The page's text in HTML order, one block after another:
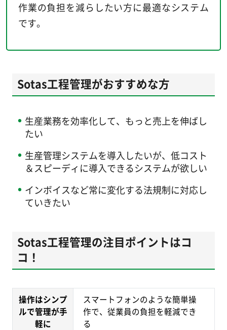
作業の負担を減らしたい方に最適なシステム
です。
Sotas工程管理がおすすめな方
生産業務を効率化して、もっと売上を伸ばし
たい
生産管理システムを導入したいが、低コスト
＆スピーディに導入できるシステムが欲しい
インボイスなど常に変化する法規制に対応し
ていきたい
Sotas工程管理の注目ポイントはコ
コ！
操作はシンプ
ルで管理が手
軽に
スマートフォンのような簡単操
作で、従業員の負担を軽減でき
る